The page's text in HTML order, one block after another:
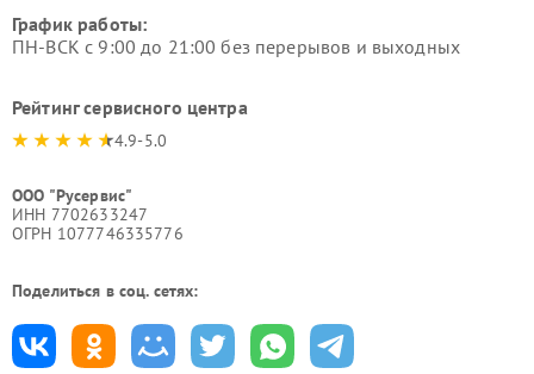
График работы:
ПН-ВСК с 9:00 до 21:00 без перерывов и выходных
Рейтинг сервисного центра
4.9-5.0
ООО "Русервис"
ИНН 7702633247
ОГРН 1077746335776
Поделиться в соц. сетях: